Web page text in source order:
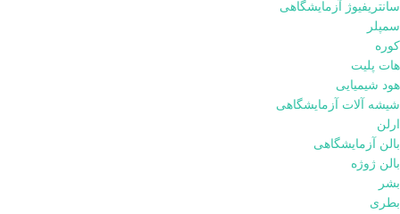
سانتریفیوژ آزمایشگاهی
سمپلر
کوره
هات پلیت
هود شیمیایی
شیشه آلات آزمایشگاهی
ارلن
بالن آزمایشگاهی
بالن ژوژه
بشر
بطری